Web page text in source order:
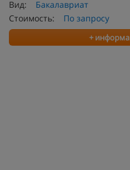
Вид:
Бакалавриат
Стоимость:
По запросу
+